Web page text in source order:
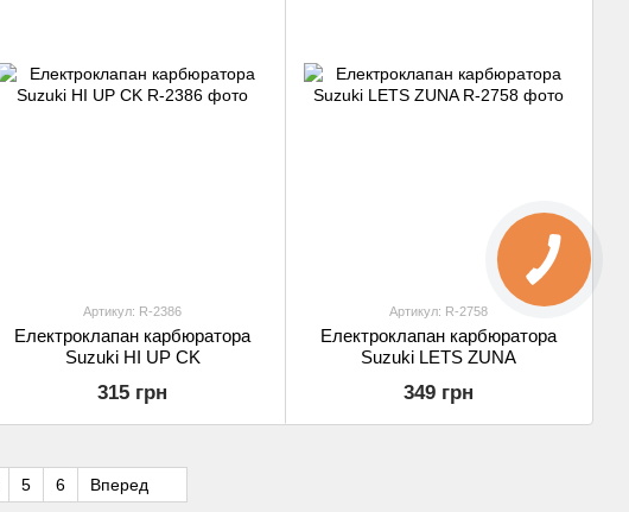
Артикул: R-2386
Електроклапан карбюратора
Suzuki HI UP CK
315 грн
Артикул: R-2758
Електроклапан карбюратора
Suzuki LETS ZUNA
349 грн
5 6 Вперед